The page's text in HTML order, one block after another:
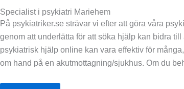
Specialist i psykiatri Mariehem
På psykiatriker.se strävar vi efter att göra våra
genom att underlätta för att söka hjälp kan bidra
psykiatrisk hjälp online kan vara effektiv för
om hand på en akutmottagning/sjukhus. Om du